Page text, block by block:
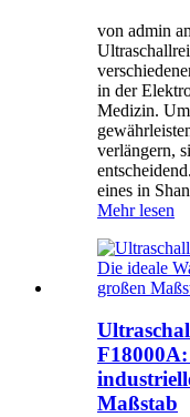
von admin
in der
Medizin.
verlängern,
eines in
Mehr lesen
Maßstab